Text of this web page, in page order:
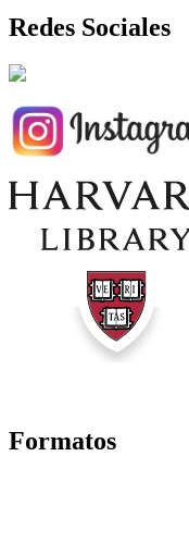
Redes Sociales
Formatos